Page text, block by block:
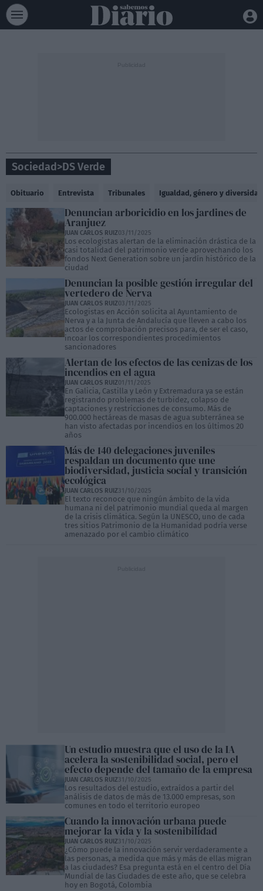
Sociedad >DS Verde
Obituario Entrevista Tribunales Igualdad, género y diversidad
Denuncian arboricidio en los jardines de
Aranjuez
JUAN CARLOS RUIZ03/11/2025
Los ecologistas alertan de la eliminación drástica de la
casi totalidad del patrimonio verde aprovechando los
fondos Next Generation sobre un jardín histórico de la
ciudad
Denuncian la posible gestión irregular del
vertedero de Nerva
JUAN CARLOS RUIZ03/11/2025
Ecologistas en Acción solicita al Ayuntamiento de
Nerva y a la Junta de Andalucía que lleven a cabo los
actos de comprobación precisos para, de ser el caso,
incoar los correspondientes procedimientos
sancionadores
Alertan de los efectos de las cenizas de los
incendios en el agua
JUAN CARLOS RUIZ01/11/2025
En Galicia, Castilla y León y Extremadura ya se están
registrando problemas de turbidez, colapso de
captaciones y restricciones de consumo. Más de
900.000 hectáreas de masas de agua subterránea se
han visto afectadas por incendios en los últimos 20
años
Más de 140 delegaciones juveniles
respaldan un documento que une
biodiversidad, justicia social y transición
ecológica
JUAN CARLOS RUIZ31/10/2025
El texto reconoce que ningún ámbito de la vida
humana ni del patrimonio mundial queda al margen
de la crisis climática. Según la UNESCO, uno de cada
tres sitios Patrimonio de la Humanidad podría verse
amenazado por el cambio climático
Un estudio muestra que el uso de la IA
acelera la sostenibilidad social, pero el
efecto depende del tamaño de la empresa
JUAN CARLOS RUIZ31/10/2025
Los resultados del estudio, extraídos a partir del
análisis de datos de más de 13.000 empresas, son
comunes en todo el territorio europeo
Cuando la innovación urbana puede
mejorar la vida y la sostenibilidad
JUAN CARLOS RUIZ31/10/2025
¿Cómo puede la innovación servir verdaderamente a
las personas, a medida que más y más de ellas migran
a las ciudades? Esa pregunta está en el centro del Día
Mundial de las Ciudades de este año, que se celebra
hoy en Bogotá, Colombia